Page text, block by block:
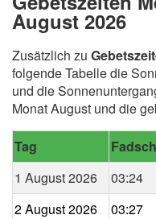
August 2026
Zusätzlich zu
folgende Tabelle die
und die
Monat August und die
Tag
1 August 2026
03:24
2 August 2026
03:27